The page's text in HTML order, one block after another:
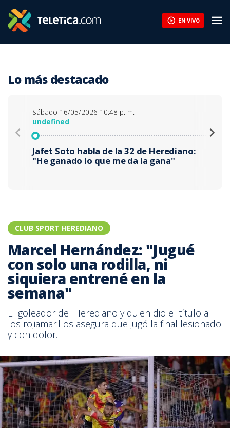
EN VIVO
Lo más destacado
Sábado 16/05/2026 10:48 p. m.
undefined
Jafet Soto habla de la 32 de Herediano:
"He ganado lo que me da la gana"
CLUB SPORT HEREDIANO
Marcel Hernández: "Jugué
con solo una rodilla, ni
siquiera entrené en la
semana"
El goleador del Herediano y quien dio el título a
los rojiamarillos asegura que jugó la final lesionado
y con dolor.